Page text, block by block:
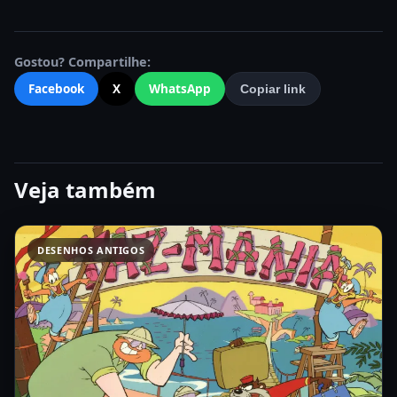
Gostou? Compartilhe:
Facebook
X WhatsApp Copiar link
Veja também
DESENHOS ANTIGOS